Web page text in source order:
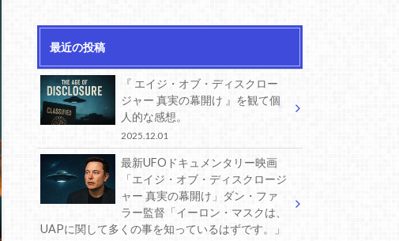
最近の投稿
『 エイジ・オブ・ディスクロー
ジャー 真実の幕開け 』を観て個
人的な感想。
2025.12.01
最新UFOドキュメンタリー映画
「エイジ・オブ・ディスクロージ
ャー 真実の幕開け」ダン・ファ
ラー監督「イーロン・マスクは、
UAPに関して多くの事を知っているはずです。」